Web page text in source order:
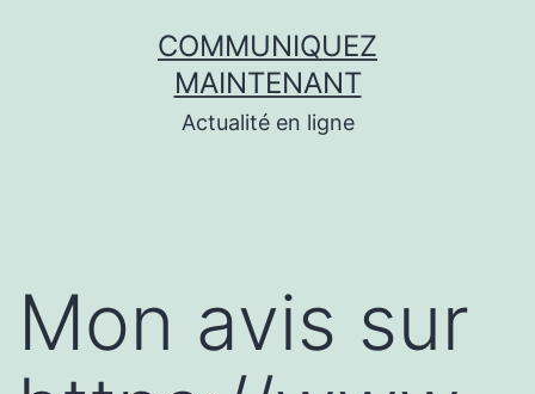
COMMUNIQUEZ
MAINTENANT
Actualité en ligne
Mon avis sur